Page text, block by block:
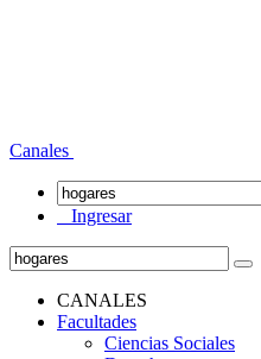
Canales
Ingresar
CANALES
Facultades
Ciencias Sociales